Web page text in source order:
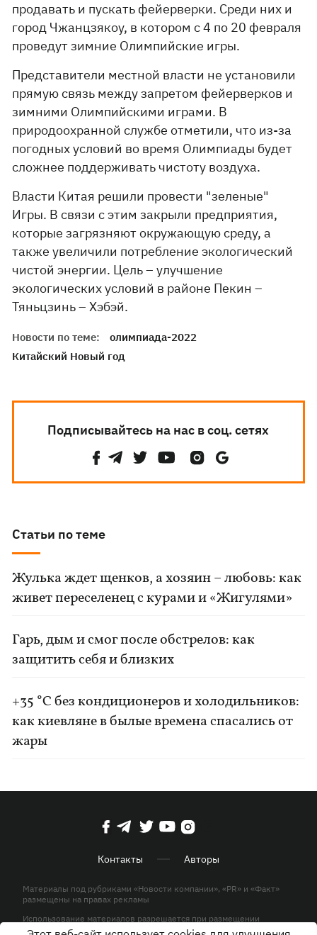
продавать и пускать фейерверки. Среди них и
город Чжанцзякоу, в котором с 4 по 20 февраля
проведут зимние Олимпийские игры.
Представители местной власти не установили
прямую связь между запретом фейерверков и
зимними Олимпийскими играми. В
природоохранной службе отметили, что из-за
погодных условий во время Олимпиады будет
сложнее поддерживать чистоту воздуха.
Власти Китая решили провести "зеленые"
Игры. В связи с этим закрыли предприятия,
которые загрязняют окружающую среду, а
также увеличили потребление экологический
чистой энергии. Цель – улучшение
экологических условий в районе Пекин –
Тяньцзинь – Хэбэй.
Новости по теме:
олимпиада-2022
Китайский Новый год
Подписывайтесь на нас в соц. сетях
Статьи по теме
Жулька ждет щенков, а хозяин – любовь: как
живет переселенец с курами и «Жигулями»
Гарь, дым и смог после обстрелов: как
защитить себя и близких
+35 °C без кондиционеров и холодильников:
как киевляне в былые времена спасались от
жары
Контакты Авторы
Материалы под рубриками «Новости компании», «PR» и «Факт»
размещены на правах рекламы
Использование материалов разрешается при размещении
активной гиперссылки на KP.UA в первом абзаце.